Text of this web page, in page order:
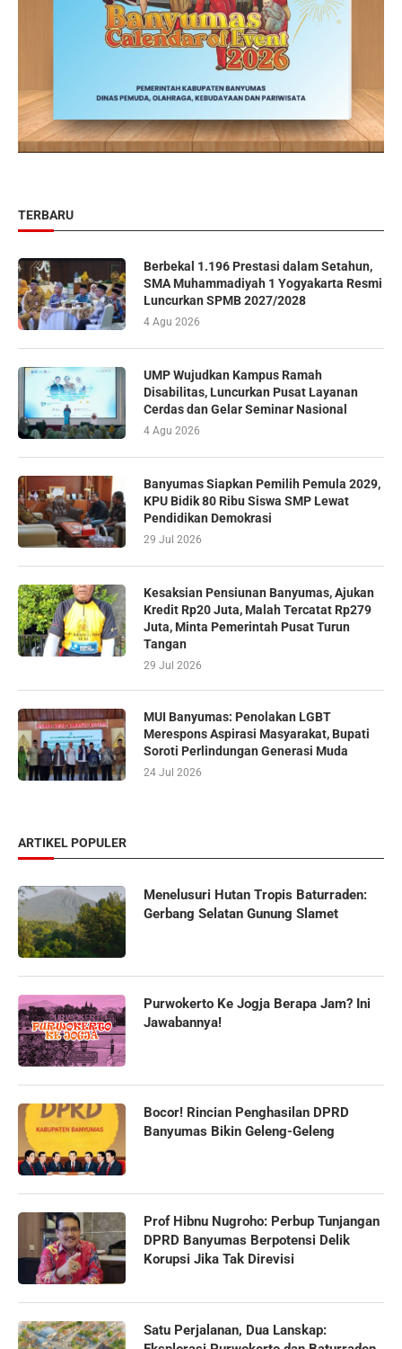
TERBARU
Berbekal 1.196 Prestasi dalam Setahun,
SMA Muhammadiyah 1 Yogyakarta Resmi
Luncurkan SPMB 2027/2028
4 Agu 2026
UMP Wujudkan Kampus Ramah
Disabilitas, Luncurkan Pusat Layanan
Cerdas dan Gelar Seminar Nasional
4 Agu 2026
Banyumas Siapkan Pemilih Pemula 2029,
KPU Bidik 80 Ribu Siswa SMP Lewat
Pendidikan Demokrasi
29 Jul 2026
Kesaksian Pensiunan Banyumas, Ajukan
Kredit Rp20 Juta, Malah Tercatat Rp279
Juta, Minta Pemerintah Pusat Turun
Tangan
29 Jul 2026
MUI Banyumas: Penolakan LGBT
Merespons Aspirasi Masyarakat, Bupati
Soroti Perlindungan Generasi Muda
24 Jul 2026
ARTIKEL POPULER
Menelusuri Hutan Tropis Baturraden:
Gerbang Selatan Gunung Slamet
Purwokerto Ke Jogja Berapa Jam? Ini
Jawabannya!
Bocor! Rincian Penghasilan DPRD
Banyumas Bikin Geleng-Geleng
Prof Hibnu Nugroho: Perbup Tunjangan
DPRD Banyumas Berpotensi Delik
Korupsi Jika Tak Direvisi
Satu Perjalanan, Dua Lanskap: